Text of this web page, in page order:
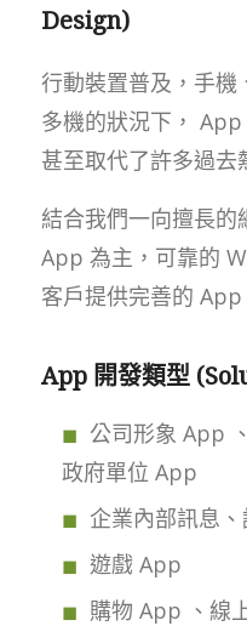
Design)
行動裝置普及，手機
多機的狀況下， App
甚至取代了許多過去
結合我們一向擅長的
App 為主，可靠的
客戶提供完善的 App
App 開發類型
公司形象 App
政府單位 App
企業內部訊息
遊戲 App
購物 App 、線